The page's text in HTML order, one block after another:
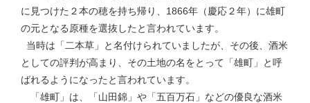
に見つけた２本の穂を持ち帰り、1866年（慶応２年）に雄町
の元となる原種を選抜したと言われています。
当時は「二本草」と名付けられていましたが、その後、酒米
としての評判が高まり、その土地の名をとって「雄町」と呼
ばれるようになったと言われています。
「雄町」は、「山田錦」や「五百万石」などの優良な酒米